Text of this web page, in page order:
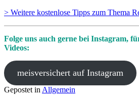
> Weitere kostenlose Tipps zum Thema
Folge uns auch gerne bei Instagram,
Videos:
meisversichert auf Instagram
Gepostet in Allgemein